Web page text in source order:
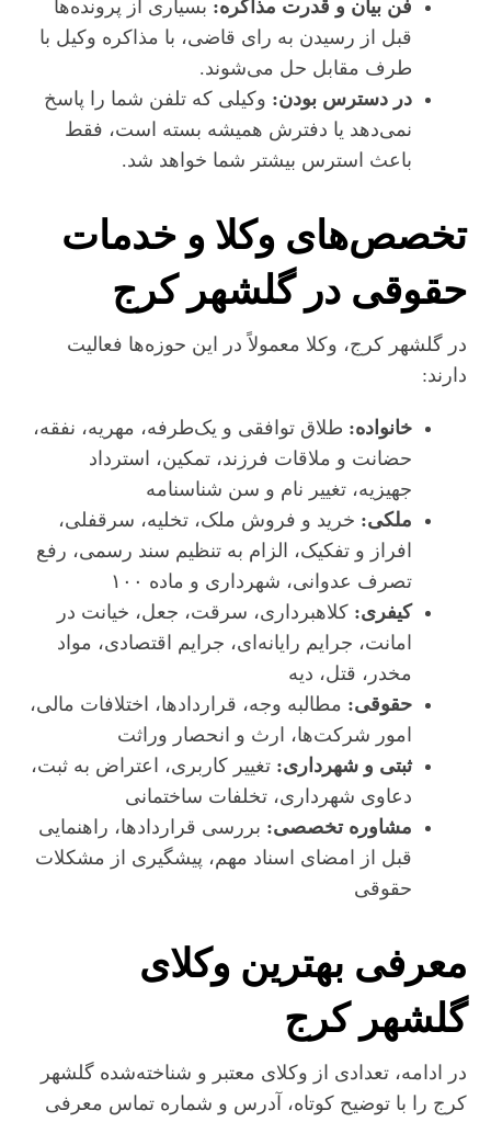
فن بیان و قدرت مذاکره: بسیاری از پرونده‌ها
قبل از رسیدن به رای قاضی، با مذاکره وکیل با
طرف مقابل حل می‌شوند.
در دسترس بودن: وکیلی که تلفن شما را پاسخ
نمی‌دهد یا دفترش همیشه بسته است، فقط
باعث استرس بیشتر شما خواهد شد.
تخصص‌های وکلا و خدمات
حقوقی در گلشهر کرج
در گلشهر کرج، وکلا معمولاً در این حوزه‌ها فعالیت
دارند:
خانواده: طلاق توافقی و یک‌طرفه، مهریه، نفقه،
حضانت و ملاقات فرزند، تمکین، استرداد
جهیزیه، تغییر نام و سن شناسنامه
ملکی: خرید و فروش ملک، تخلیه، سرقفلی،
افراز و تفکیک، الزام به تنظیم سند رسمی، رفع
تصرف عدوانی، شهرداری و ماده ۱۰۰
کیفری: کلاهبرداری، سرقت، جعل، خیانت در
امانت، جرایم رایانه‌ای، جرایم اقتصادی، مواد
مخدر، قتل، دیه
حقوقی: مطالبه وجه، قراردادها، اختلافات مالی،
امور شرکت‌ها، ارث و انحصار وراثت
ثبتی و شهرداری: تغییر کاربری، اعتراض به ثبت،
دعاوی شهرداری، تخلفات ساختمانی
مشاوره تخصصی: بررسی قراردادها، راهنمایی
قبل از امضای اسناد مهم، پیشگیری از مشکلات
حقوقی
معرفی بهترین وکلای
گلشهر کرج
در ادامه، تعدادی از وکلای معتبر و شناخته‌شده گلشهر
کرج را با توضیح کوتاه، آدرس و شماره تماس معرفی